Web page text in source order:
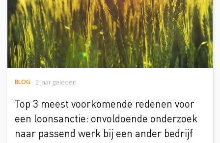
BLOG 2 jaar geleden
Top 3 meest voorkomende redenen voor
een loonsanctie: onvoldoende onderzoek
naar passend werk bij een ander bedrijf